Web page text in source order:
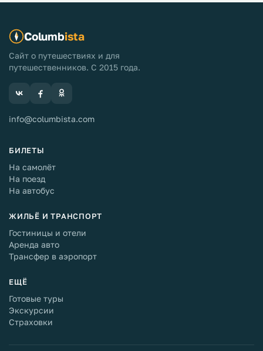
Columbista
Сайт о путешествиях и для
путешественников. С 2015 года.
info@columbista.com
БИЛЕТЫ
На самолёт
На поезд
На автобус
ЖИЛЬЁ И ТРАНСПОРТ
Гостиницы и отели
Аренда авто
Трансфер в аэропорт
ЕЩЁ
Готовые туры
Экскурсии
Страховки